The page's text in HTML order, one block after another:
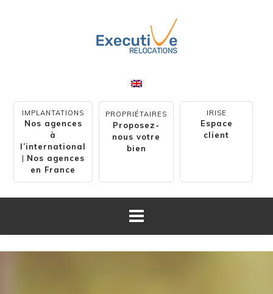
IMPLANTATIONS
Nos agences
à
l’international
| Nos agences
en France
PROPRIÉTAIRES
Proposez-
nous votre
bien
IRISE
Espace
client